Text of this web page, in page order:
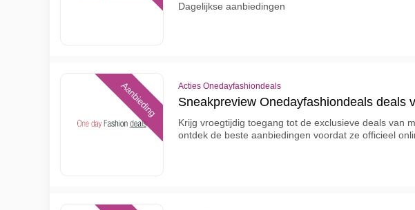
Dagelijkse aanbiedingen
Aanbieding Acties Onedayfashiondeals
Sneakpreview Onedayfashiondeals deals
Krijg vroegtijdig toegang tot de exclusieve deals van
ontdek de beste aanbiedingen voordat ze officieel